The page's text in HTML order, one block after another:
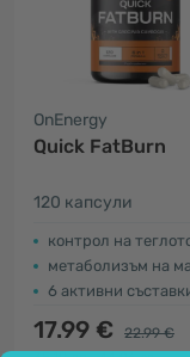
OnEnergy
Quick FatBurn
120 капсули
контрол на
метаболизъм на мастните
6 активни
17.99 €
22.99 €